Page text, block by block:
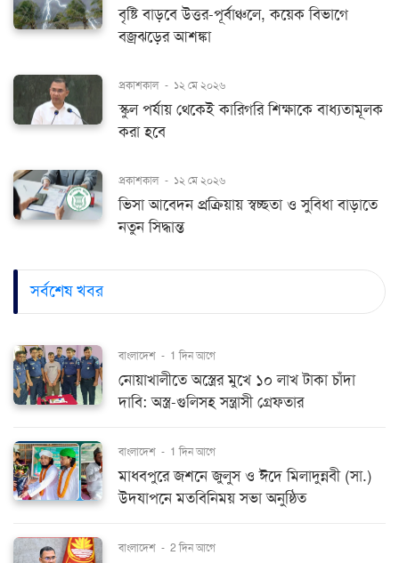
বৃষ্টি বাড়বে উত্তর-পূর্বাঞ্চলে, কয়েক বিভাগে
বজ্রঝড়ের আশঙ্কা
প্রকাশকাল - ১২ মে ২০২৬
স্কুল পর্যায় থেকেই কারিগরি শিক্ষাকে বাধ্যতামূলক
করা হবে
প্রকাশকাল - ১২ মে ২০২৬
ভিসা আবেদন প্রক্রিয়ায় স্বচ্ছতা ও সুবিধা বাড়াতে
নতুন সিদ্ধান্ত
সর্বশেষ খবর
বাংলাদেশ - 1 দিন আগে
নোয়াখালীতে অস্ত্রের মুখে ১০ লাখ টাকা চাঁদা
দাবি: অস্ত্র-গুলিসহ সন্ত্রাসী গ্রেফতার
বাংলাদেশ - 1 দিন আগে
মাধবপুরে জশনে জুলুস ও ঈদে মিলাদুন্নবী (সা.)
উদযাপনে মতবিনিময় সভা অনুষ্ঠিত
বাংলাদেশ - 2 দিন আগে